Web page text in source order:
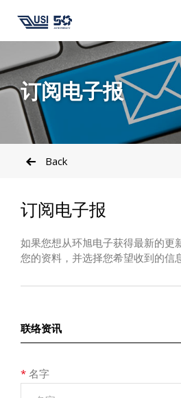
订阅电子报
Back
订阅电子报
如果您想从环旭电子获得最新的更
您的资料，并选择您希望收到的信
联络资讯
* 名字